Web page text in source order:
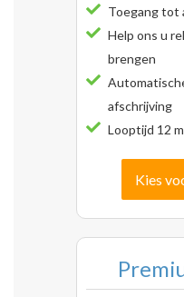
Toegang tot
Help ons u
brengen
afschrijving
Looptijd 12
Kies